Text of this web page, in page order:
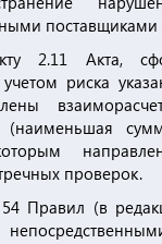
2.11 Акта,
риска
сумма
проверок.
54 Правил (в